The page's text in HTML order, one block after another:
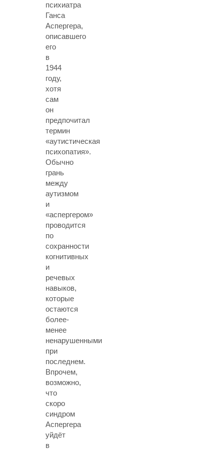
психиатра
Ганса
Аспергера,
описавшего
его
в
1944
году,
хотя
сам
он
предпочитал
термин
«аутистическая
психопатия».
Обычно
грань
между
аутизмом
и
«аспергером»
проводится
по
сохранности
когнитивных
и
речевых
навыков,
которые
остаются
более-
менее
ненарушенными
при
последнем.
Впрочем,
возможно,
что
скоро
синдром
Аспергера
уйдёт
в